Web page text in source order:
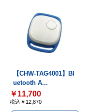
【CHW-TAG4001】Bl
uetooth A...
￥11,700
税込￥12,870